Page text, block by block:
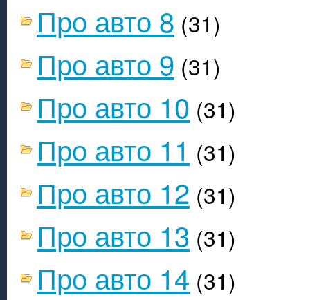
Про авто 8 (31)
Про авто 9 (31)
Про авто 10 (31)
Про авто 11 (31)
Про авто 12 (31)
Про авто 13 (31)
Про авто 14 (31)